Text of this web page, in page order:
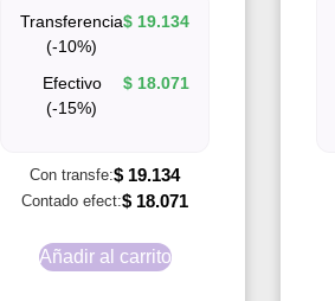
Transferencia
(-10%)
$ 19.134
Efectivo
(-15%)
$ 18.071
Con transfe:$ 19.134
Contado efect:$ 18.071
Añadir al carrito